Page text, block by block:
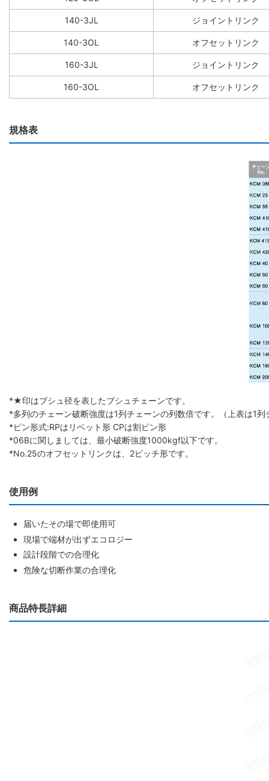
140-3JL ジョイントリンク
140-3OL オフセットリンク
160-3JL ジョイントリンク
160-3OL オフセットリンク
規格表
*★印はブシュ径を表したブシュチェーンです。
*多列のチェーン破断強度は1列チェーンの列数倍です。（上表は1
*ピン形式:RPはリベット形 CPは割ピン形
*06Bに関しましては、最小破断強度1000kgf以下です。
*No.25のオフセットリンクは、2ピッチ形です。
使用例
届いたその場で即使用可
現場で端材が出ずエコロジー
設計段階での合理化
危険な切断作業の合理化
商品特長詳細